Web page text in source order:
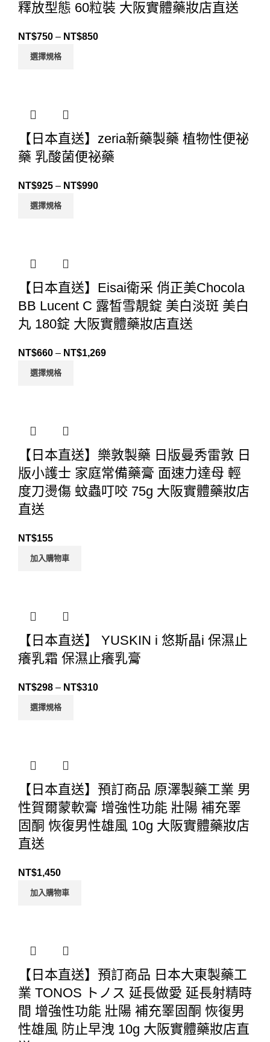
釋放型態 60粒裝 大阪實體藥妝店直送
NT$750 – NT$850
選擇規格
【日本直送】zeria新藥製藥 植物性便祕
藥 乳酸菌便祕藥
NT$925 – NT$990
選擇規格
【日本直送】Eisai衛采 俏正美Chocola
BB Lucent C 露皙雪靚錠 美白淡斑 美白
丸 180錠 大阪實體藥妝店直送
NT$660 – NT$1,269
選擇規格
【日本直送】樂敦製藥 日版曼秀雷敦 日
版小護士 家庭常備藥膏 面速力達母 輕
度刀燙傷 蚊蟲叮咬 75g 大阪實體藥妝店
直送
NT$155
加入購物車
【日本直送】 YUSKIN i 悠斯晶i 保濕止
癢乳霜 保濕止癢乳膏
NT$298 – NT$310
選擇規格
【日本直送】預訂商品 原澤製藥工業 男
性賀爾蒙軟膏 增強性功能 壯陽 補充睪
固酮 恢復男性雄風 10g 大阪實體藥妝店
直送
NT$1,450
加入購物車
【日本直送】預訂商品 日本大東製藥工
業 TONOS トノス 延長做愛 延長射精時
間 增強性功能 壯陽 補充睪固酮 恢復男
性雄風 防止早洩 10g 大阪實體藥妝店直